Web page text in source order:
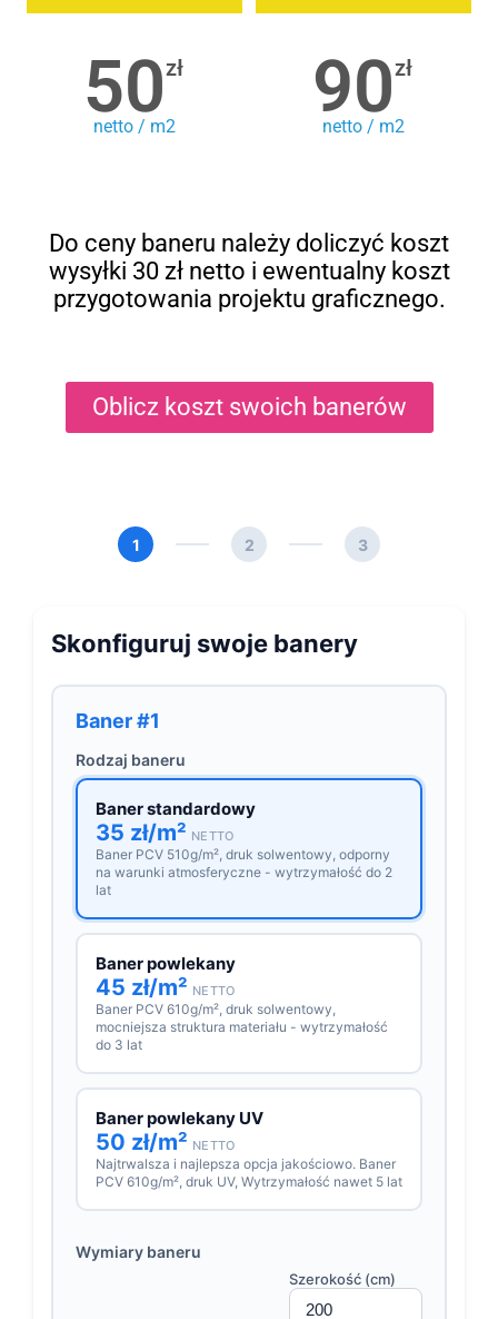
50zł
netto / m2 90zł
netto / m2
Do ceny baneru należy doliczyć koszt
wysyłki 30 zł netto i ewentualny koszt
przygotowania projektu graficznego.
Oblicz koszt swoich banerów
1 2 3
Skonfiguruj swoje banery
Baner #1
Rodzaj baneru
Baner standardowy
35 zł/m² NETTO
Baner PCV 510g/m², druk solwentowy, odporny
na warunki atmosferyczne - wytrzymałość do 2
lat
Baner powlekany
45 zł/m² NETTO
Baner PCV 610g/m², druk solwentowy,
mocniejsza struktura materiału - wytrzymałość
do 3 lat
Baner powlekany UV
50 zł/m² NETTO
Najtrwalsza i najlepsza opcja jakościowo. Baner
PCV 610g/m², druk UV, Wytrzymałość nawet 5 lat
Wymiary baneru
Szerokość (cm)